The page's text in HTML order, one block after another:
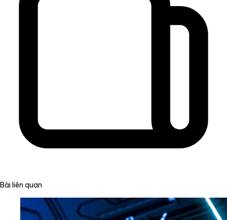
Bài liên quan